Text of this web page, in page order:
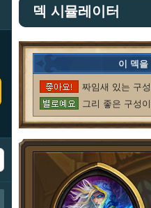
덱 시뮬레이터
이 덱을
짜임새 있는 구
그리 좋은 구성